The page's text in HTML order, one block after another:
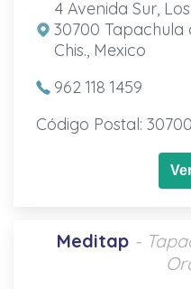
4 Avenida Sur,
30700
Chis., Mexico
962 118 1459
Código Postal: 30700
Meditap -